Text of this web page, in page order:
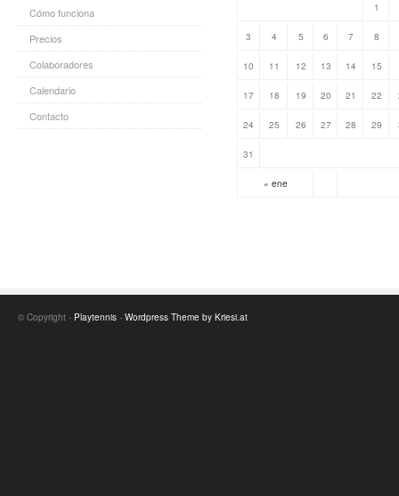
Cómo funciona
Precios
Colaboradores
Calendario
Contacto
« ene
1
3 4 5 6 7 8
10 11 12 13 14 15
17 18 19 20 21 22
24 25 26 27 28 29
31
© Copyright - Playtennis - Wordpress Theme by Kriesi.at